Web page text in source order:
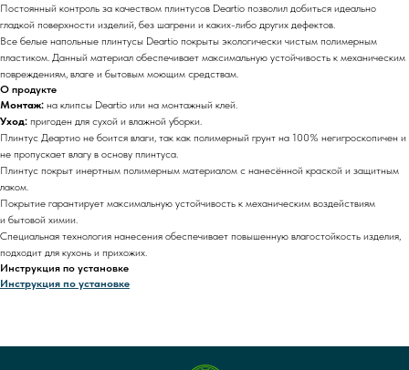
Постоянный контроль за качеством плинтусов Deartio позволил добиться идеально
гладкой поверхности изделий, без шагрени и каких-либо других дефектов.
Все белые напольные плинтусы Deartio покрыты экологически чистым полимерным
пластиком. Данный материал обеспечивает максимальную устойчивость к механическим
повреждениям, влаге и бытовым моющим средствам.
О продукте
Монтаж: на клипсы Deartio или на монтажный клей.
Уход: пригоден для сухой и влажной уборки.
Плинтус Деартио не боится влаги, так как полимерный грунт на 100% негигроскопичен и
не пропускает влагу в основу плинтуса.
Плинтус покрыт инертным полимерным материалом с нанесённой краской и защитным
лаком.
Покрытие гарантирует максимальную устойчивость к механическим воздействиям
и бытовой химии.
Специальная технология нанесения обеспечивает повышенную влагостойкость изделия,
подходит для кухонь и прихожих.
Инструкция по установке
Инструкция по установке